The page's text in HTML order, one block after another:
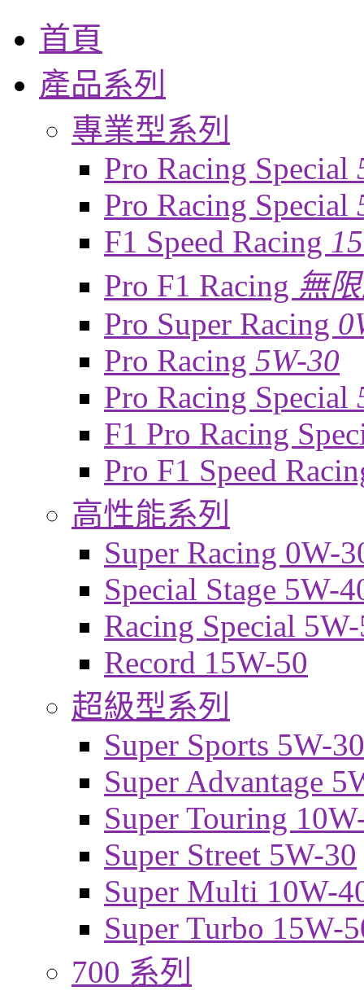
首頁
產品系列
專業型系列
Pro Racing Special
Pro Racing Special
F1 Speed Racing
Pro F1 Racing 無
Pro Super Racing
Pro Racing 5W-30
Pro Racing Special
F1 Pro Racing
Pro F1 Speed
高性能系列
Super Racing 0W-
Special Stage 5W-
Racing Special
Record 15W-50
超級型系列
Super Sports 5W-30
Super Advantage
Super Touring
Super Street 5W-30
Super Multi 10W-
Super Turbo 15W-
700 系列